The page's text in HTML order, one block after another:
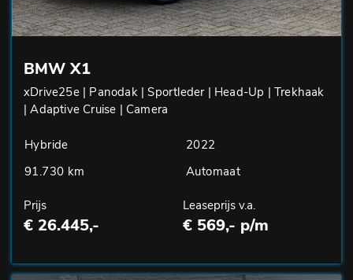
BMW X1
xDrive25e | Panodak | Sportleder | Head-Up | Trekhaak
| Adaptive Cruise | Camera
Hybride
2022
91.730 km
Automaat
Prijs
€ 26.445,-
Leaseprijs v.a.
€ 569,- p/m